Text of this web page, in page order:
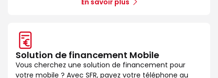
Solution de financement Mobile
Vous cherchez une solution de financement pour
votre mobile ? Avec SFR, payez votre téléphone au